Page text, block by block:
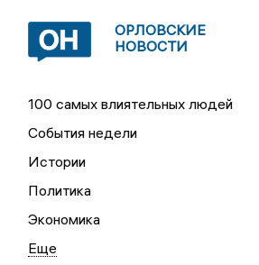
ОРЛОВСКИЕ
НОВОСТИ
100 самых влиятельных людей
События недели
Истории
Политика
Экономика